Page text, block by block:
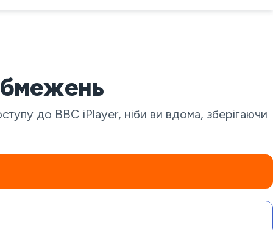
до BBC iPlayer, ніби ви вдома, зберігаючи